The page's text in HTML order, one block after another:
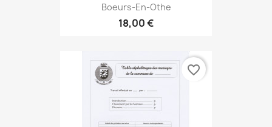
Boeurs-En-Othe
18,00 €
favorite_border